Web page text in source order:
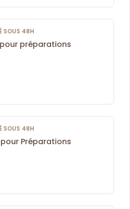
SOUS 48H
préparations
SOUS 48H
Préparations